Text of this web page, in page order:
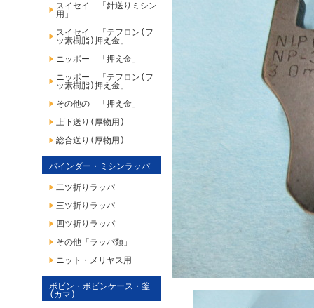
スイセイ 「針送りミシン
用」
スイセイ 「テフロン(フ
ッ素樹脂)押え金」
ニッポー 「押え金」
ニッポー 「テフロン(フ
ッ素樹脂)押え金」
その他の 「押え金」
上下送り(厚物用)
総合送り(厚物用)
バインダー・ミシンラッパ
二ツ折りラッパ
三ツ折りラッパ
四ツ折りラッパ
その他「ラッパ類」
ニット・メリヤス用
ボビン・ボビンケース・釜
(カマ)